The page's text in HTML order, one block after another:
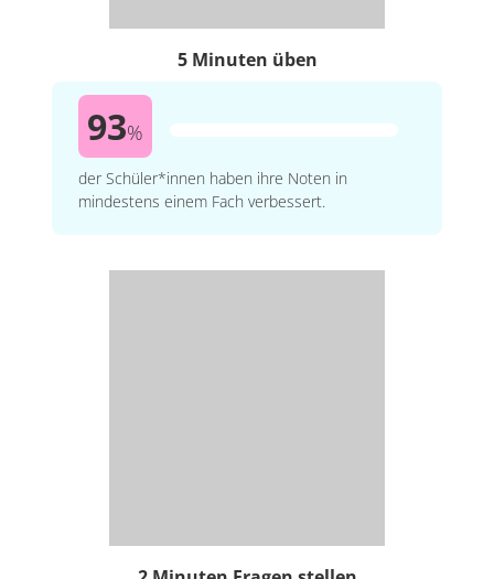
5 Minuten üben
93%
der Schüler*innen haben ihre Noten in
mindestens einem Fach verbessert.